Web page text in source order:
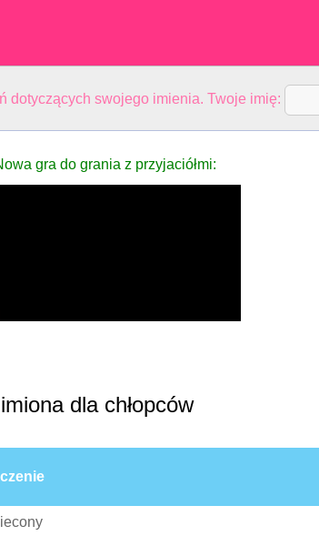
dotyczących swojego imienia. Twoje imię:
gra do grania z przyjaciółmi:
dla chłopców